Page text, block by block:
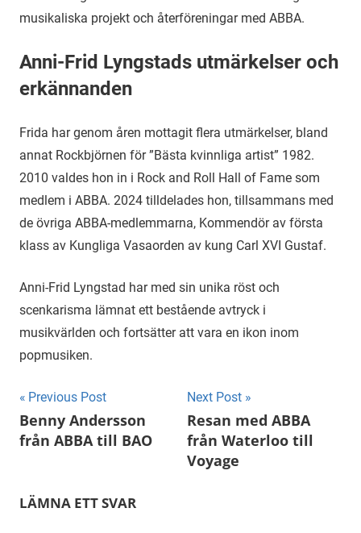
musikaliska projekt och återföreningar med ABBA.
Anni-Frid Lyngstads utmärkelser och
erkännanden
Frida har genom åren mottagit flera utmärkelser, bland
annat Rockbjörnen för ”Bästa kvinnliga artist” 1982.
2010 valdes hon in i Rock and Roll Hall of Fame som
medlem i ABBA. 2024 tilldelades hon, tillsammans med
de övriga ABBA-medlemmarna, Kommendör av första
klass av Kungliga Vasaorden av kung Carl XVI Gustaf.
Anni-Frid Lyngstad har med sin unika röst och
scenkarisma lämnat ett bestående avtryck i
musikvärlden och fortsätter att vara en ikon inom
popmusiken.
Inläggsnavigering
Previous Post
Benny Andersson
från ABBA till BAO
Next Post
Resan med ABBA
från Waterloo till
Voyage
LÄMNA ETT SVAR